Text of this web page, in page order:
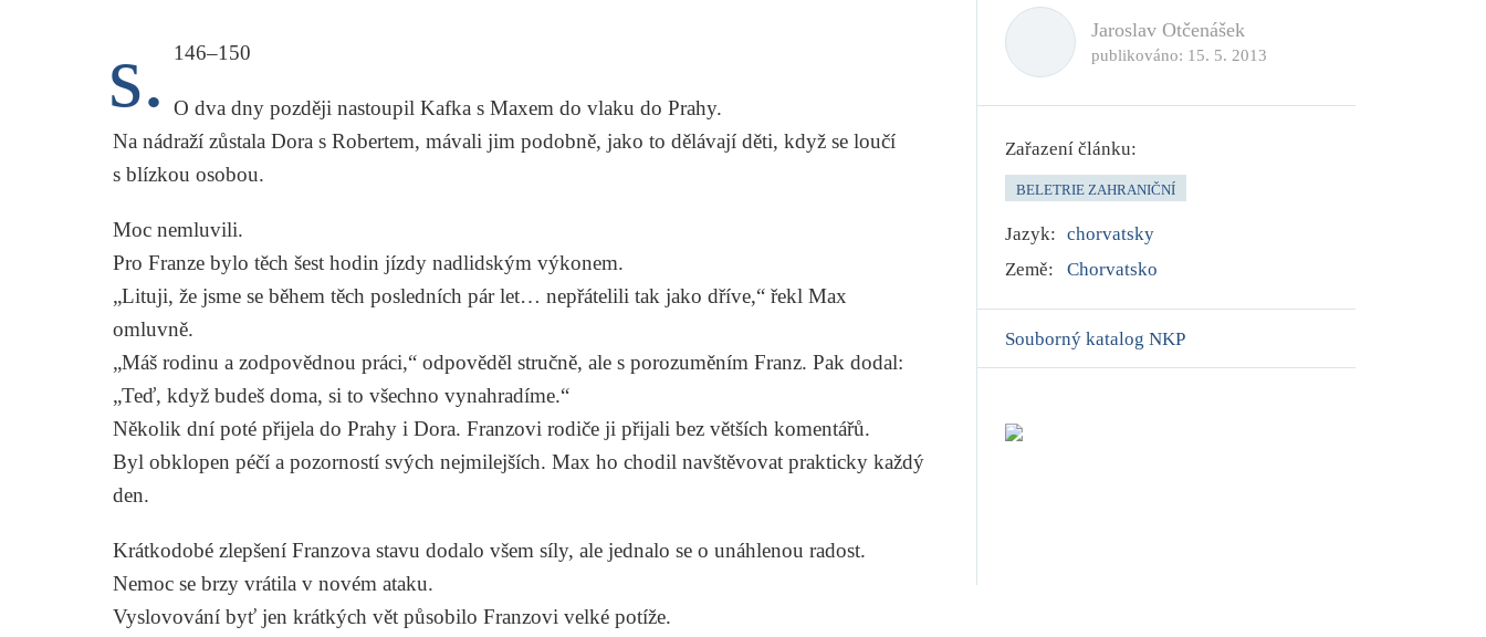
s. 146–150
O dva dny později nastoupil Kafka s Maxem do vlaku do Prahy.
Na nádraží zůstala Dora s Robertem, mávali jim podobně, jako to dělávají děti, když se loučí
s blízkou osobou.
Moc nemluvili.
Pro Franze bylo těch šest hodin jízdy nadlidským výkonem.
„Lituji, že jsme se během těch posledních pár let… nepřátelili tak jako dříve,“ řekl Max
omluvně.
„Máš rodinu a zodpovědnou práci,“ odpověděl stručně, ale s porozuměním Franz. Pak dodal:
„Teď, když budeš doma, si to všechno vynahradíme.“
Několik dní poté přijela do Prahy i Dora. Franzovi rodiče ji přijali bez větších komentářů.
Byl obklopen péčí a pozorností svých nejmilejších. Max ho chodil navštěvovat prakticky každý
den.
Krátkodobé zlepšení Franzova stavu dodalo všem síly, ale jednalo se o unáhlenou radost.
Nemoc se brzy vrátila v novém ataku.
Vyslovování byť jen krátkých vět působilo Franzovi velké potíže.
Jaroslav Otčenášek
publikováno: 15. 5. 2013
Zařazení článku:
BELETRIE ZAHRANIČNÍ
Jazyk: chorvatsky
Země:
Chorvatsko
Souborný katalog NKP